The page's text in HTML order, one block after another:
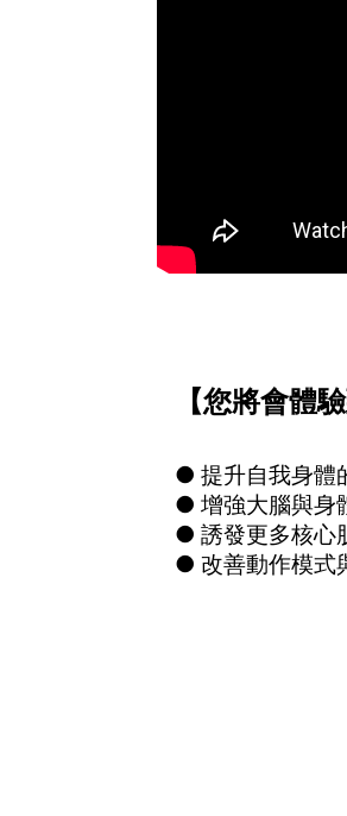
【您將會體驗
● 提升自我身體
● 增強大腦與身
● 誘發更多核心
● 改善動作模式